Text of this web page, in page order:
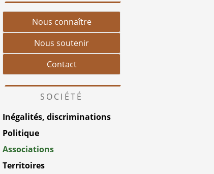
Nous connaître
Nous soutenir
Contact
SOCIÉTÉ
Inégalités, discriminations
Politique
Associations
Territoires